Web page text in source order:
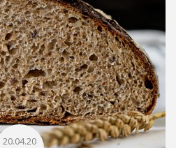
20.04.20